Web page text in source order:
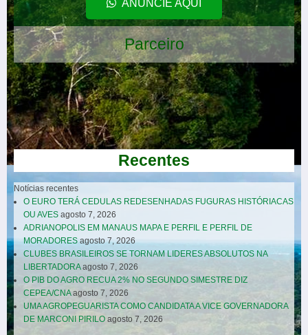
Parceiro
Parceiro
Parceiro
ANUNCIE AQUI
Parceiro
Recentes
Notícias recentes
O EURO TERÁ CEDULAS REDESENHADAS FUGURAS HISTÓRIACAS